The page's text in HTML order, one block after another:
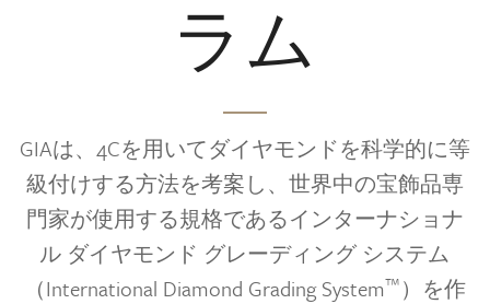
ラム
GIAは、4Cを用いてダイヤモンドを科学的に等
級付けする方法を考案し、世界中の宝飾品専
門家が使用する規格であるインターナショナ
ル ダイヤモンド グレーディング システム
（International Diamond Grading System™）を作